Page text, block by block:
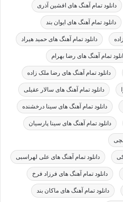
دانلود تمام آهنگ های افشین آذری
دانلود تمام آهنگ های ایوان بند
دانلود تمام آهنگ های حمید هیراد
تمام آهنگ های رضا بهرام
دانلود تمام آهنگ های رضا ملک زاده
دانلود تمام آهنگ های سالار عقیلی
دانلود تمام آهنگ های سینا درخشنده
دانلود تمام آهنگ های سینا پارسیان
دانلود تمام آهنگ های علی لهراسبی
دانلود تمام آهنگ های فرزاد فرخ
دانلود تمام آهنگ های ماکان بند